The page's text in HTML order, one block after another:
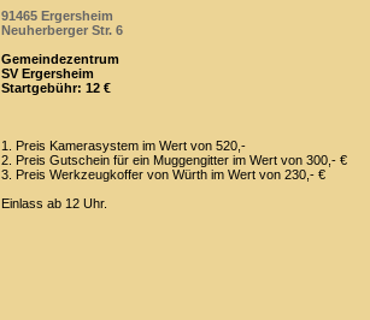
91465 Ergersheim
Neuherberger Str. 6
Gemeindezentrum
SV Ergersheim
Startgebühr: 12 €
1. Preis Kamerasystem im Wert von 520,-
2. Preis Gutschein für ein Muggengitter im Wert von 300,- €
3. Preis Werkzeugkoffer von Würth im Wert von 230,- €
Einlass ab 12 Uhr.